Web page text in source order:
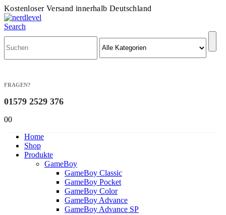
Kostenloser Versand innerhalb Deutschland
Search
FRAGEN?
01579 2529 376
00
Home
Shop
Produkte
GameBoy
GameBoy Classic
GameBoy Pocket
GameBoy Color
GameBoy Advance
GameBoy Advance SP